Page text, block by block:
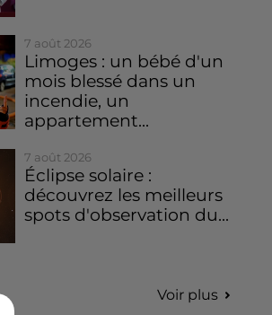
7 août 2026
Limoges : un bébé d'un
mois blessé dans un
incendie, un
appartement...
7 août 2026
Éclipse solaire :
découvrez les meilleurs
spots d'observation du...
Voir plus